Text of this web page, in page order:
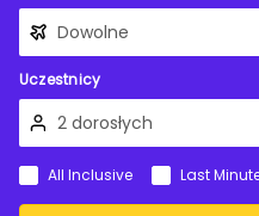
Uczestnicy
All Inclusive Last